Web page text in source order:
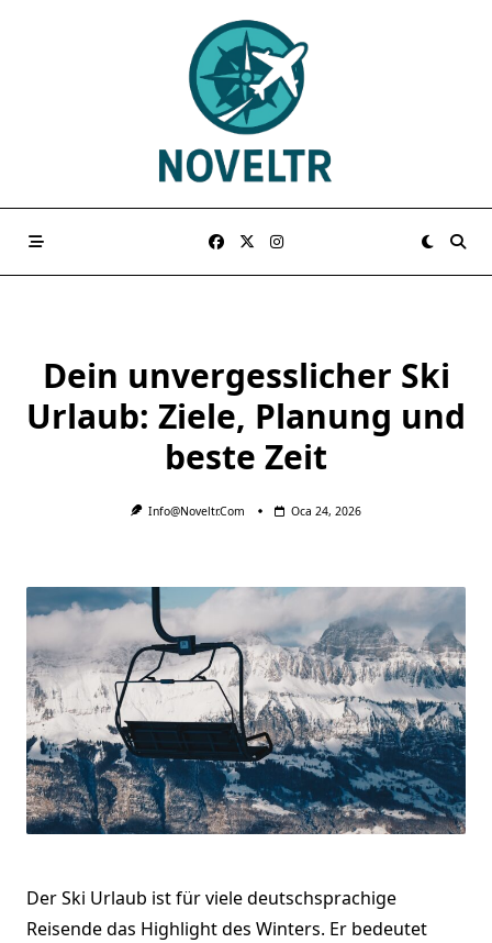
Dein unvergesslicher Ski
Urlaub: Ziele, Planung und
beste Zeit
Info@noveltr.com Oca 24, 2026
Der Ski Urlaub ist für viele deutschsprachige
Reisende das Highlight des Winters. Er bedeutet